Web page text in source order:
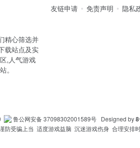
精心筛选并
载站点及实
,人气游戏
。
友链申请 免责声明 隐私
鲁公网安备 37098302001589号 Designed by
防受骗上当 适度游戏益脑 沉迷游戏伤身 合理安排